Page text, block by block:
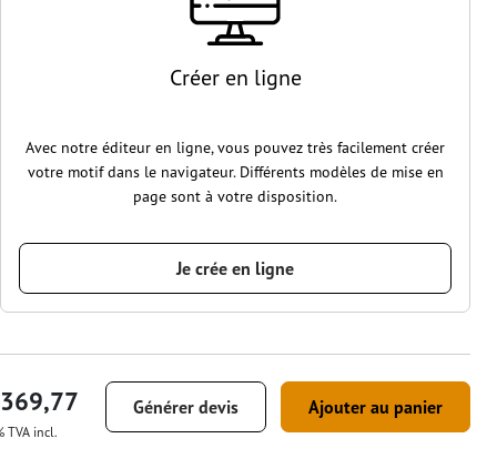
Créer en ligne
Avec notre éditeur en ligne, vous pouvez très facilement créer
votre motif dans le navigateur. Différents modèles de mise en
page sont à votre disposition.
Je crée en ligne
TVA incl.
Générer devis Ajouter au panier